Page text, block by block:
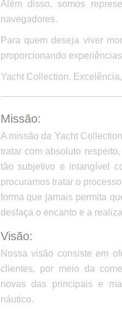
Além disso, somos
navegadores.
Para quem deseja viver
proporcionando
Yacht Collection.
Missão:
A missão da Yacht
tratar com absoluto
tão subjetivo e intangível
procuramos tratar o
forma que jamais permita
desfaça o encanto e a
Visão:
Nossa visão consiste em
clientes, por meio da
novas das principais e
náutico.